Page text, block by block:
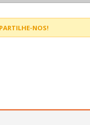
PARTILHE-NOS!